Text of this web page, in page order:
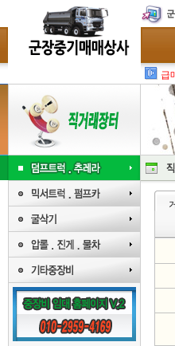
급